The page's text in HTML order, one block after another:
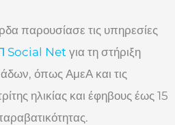
παρουσίασε τις υπηρεσίες
Social Net για τη στήριξη
όπως ΑμεΑ και τις
ηλικίας και έφηβους έως 15